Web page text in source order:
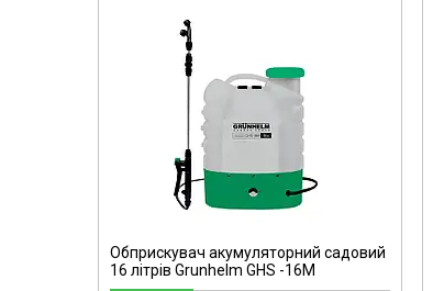
Обприскувач акумуляторний садовий
16 літрів Grunhelm GHS -16M
37344